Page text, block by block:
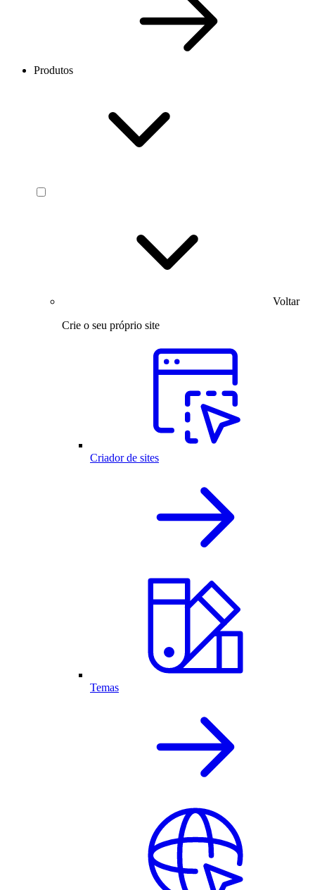
Produtos
Voltar
Crie o seu próprio site
Criador de sites
Temas